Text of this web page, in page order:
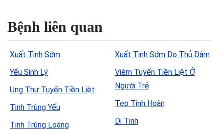
Bệnh liên quan
Xuất Tinh Sớm
Yếu Sinh Lý
Ung Thư Tuyến Tiền Liệt
Tinh Trùng Yếu
Tinh Trùng Loãng
Xuất Tinh Sớm Do Thủ Dâm
Viêm Tuyến Tiền Liệt Ở
Người Trẻ
Teo Tinh Hoàn
Di Tinh